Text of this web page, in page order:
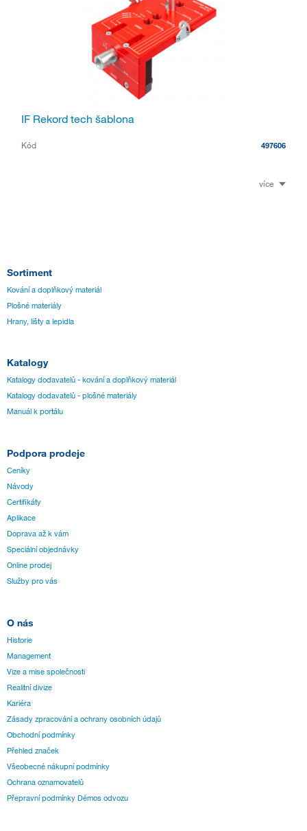
IF Rekord tech šablona
Kód 497606
více
Sortiment
Kování a doplňkový materiál
Plošné materiály
Hrany, lišty a lepidla
Katalogy
Katalogy dodavatelů - kování a doplňkový materiál
Katalogy dodavatelů - plošné materiály
Manuál k portálu
Podpora prodeje
Ceníky
Návody
Certifikáty
Aplikace
Doprava až k vám
Speciální objednávky
Online prodej
Služby pro vás
O nás
Historie
Management
Vize a mise společnosti
Realitní divize
Kariéra
Zásady zpracování a ochrany osobních údajů
Obchodní podmínky
Přehled značek
Všeobecné nákupní podmínky
Ochrana oznamovatelů
Přepravní podmínky Démos odvozu